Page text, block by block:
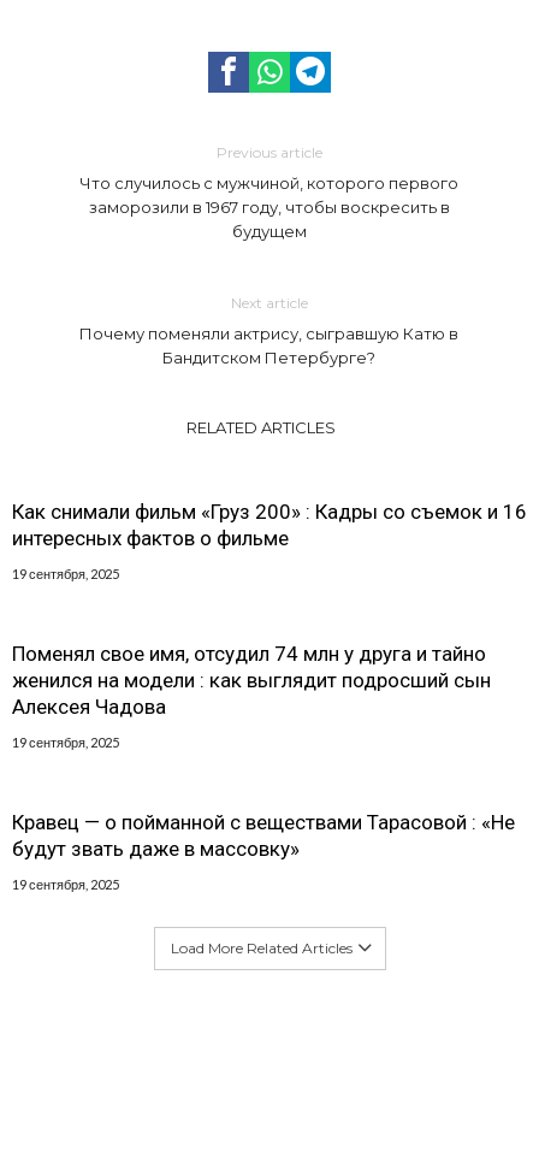
Previous article
Что случилось с мужчиной, которого первого
заморозили в 1967 году, чтобы воскресить в
будущем
Next article
Почему поменяли актрису, сыгравшую Катю в
Бандитском Петербурге?
RELATED ARTICLES
Как снимали фильм «Груз 200» : Кадры со съемок и 16
интересных фактов о фильме
19 сентября, 2025
Поменял свое имя, отсудил 74 млн у друга и тайно
женился на модели : как выглядит подросший сын
Алексея Чадова
19 сентября, 2025
Кравец — о пойманной с веществами Тарасовой : «Не
будут звать даже в массовку»
19 сентября, 2025
Load More Related Articles